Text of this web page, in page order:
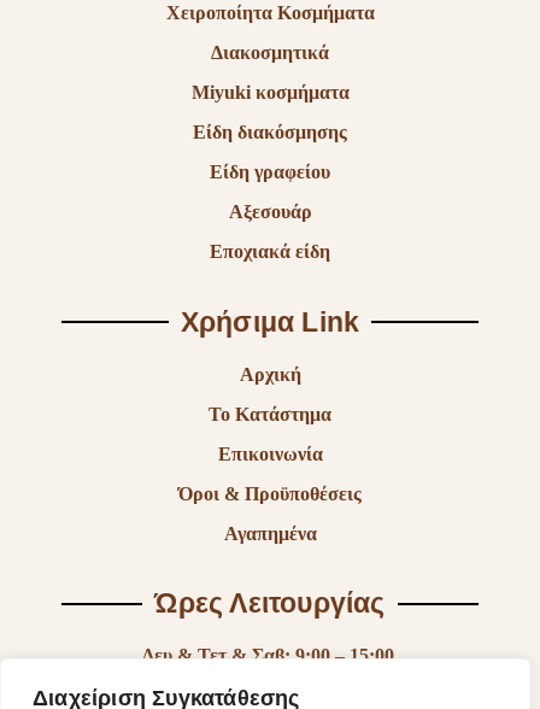
Διαχείριση Συγκατάθεσης
Χειροποίητα Κοσμήματα
Διακοσμητικά
Miyuki κοσμήματα
Είδη διακόσμησης
Είδη γραφείου
Αξεσουάρ
Εποχιακά είδη
Χρήσιμα Link
Αρχική
Το Κατάστημα
Επικοινωνία
Όροι & Προϋποθέσεις
Αγαπημένα
Ώρες Λειτουργίας
Δευ & Τετ & Σαβ: 9:00 – 15:00
Τρι & Παρ: 9:00 – 14:30 & 17:30-21:00